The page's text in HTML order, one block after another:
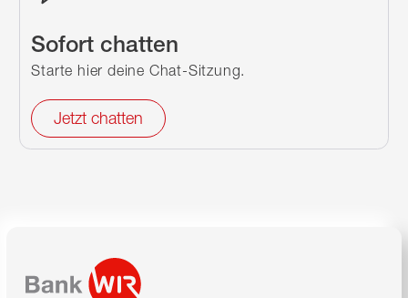
Sofort chatten
Starte hier deine Chat-Sitzung.
Jetzt chatten